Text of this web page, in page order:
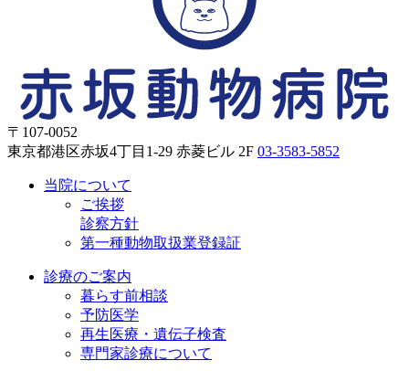
〒107-0052
東京都港区赤坂4丁目1-29 赤菱ビル 2F 03-3583-5852
当院について
ご挨拶
診察方針
第一種動物取扱業登録証
診療のご案内
暮らす前相談
予防医学
再生医療・遺伝子検査
専門家診療について